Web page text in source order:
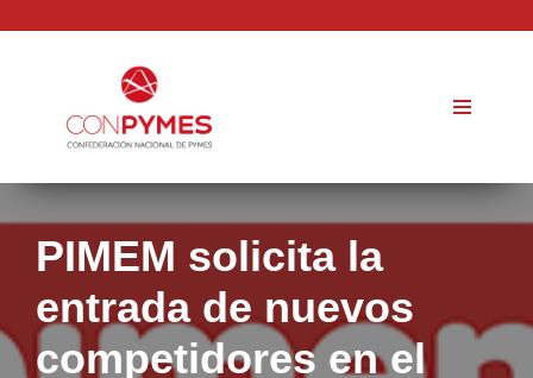
contenido
PIMEM solicita la
entrada de nuevos
competidores en el